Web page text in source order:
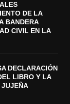
DE LA
BANDERA
CIVIL EN LA
DECLARACIÓN
LIBRO Y LA
JUJEÑA